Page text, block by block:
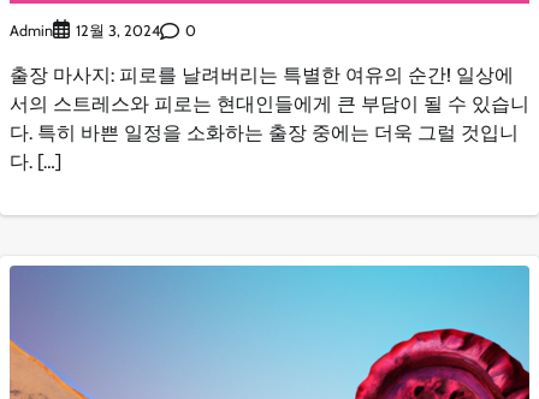
Admin 12월 3, 2024 0
출장 마사지: 피로를 날려버리는 특별한 여유의 순간! 일상에
서의 스트레스와 피로는 현대인들에게 큰 부담이 될 수 있습니
다. 특히 바쁜 일정을 소화하는 출장 중에는 더욱 그럴 것입니
다. […]